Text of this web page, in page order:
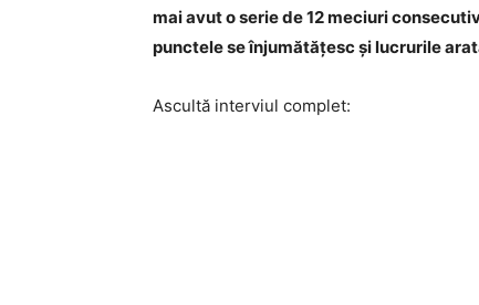
mai avut o serie de 12 meciuri
punctele se înjumătățesc și lucrurile
Ascultă interviul complet: